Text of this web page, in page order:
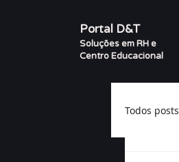
Portal D&T
Soluções em RH e
Centro Educacional
Todos posts